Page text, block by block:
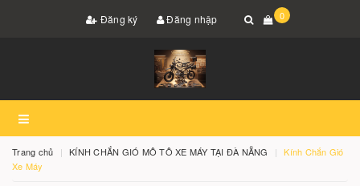
Đăng ký Đăng nhập 0
Trang chủ KÍNH CHẮN GIÓ MÔ TÔ XE MÁY TẠI ĐÀ NẴNG
Kính Chắn Gió
Xe Máy